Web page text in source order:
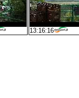
13:16:16